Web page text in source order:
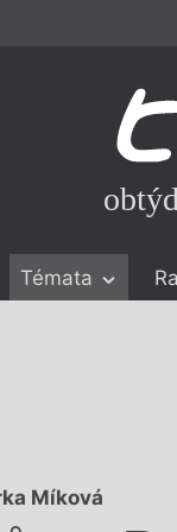
Témata
Míková